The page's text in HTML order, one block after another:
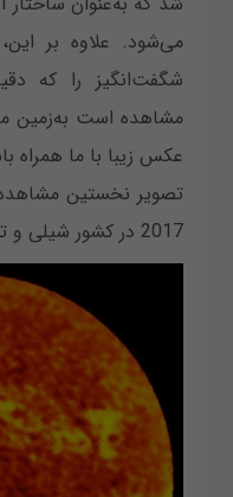
می‌شود. علاوه بر
شگفت‌انگیز را که
مشاهده است به‌زمین
عکس زیبا با ما همراه
تصویر نخستین مشاهده
2017 در کشور شیلی و توسط ALMA ثبت شد.